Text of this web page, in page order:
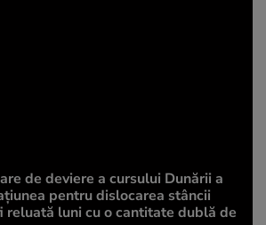
de deviere a cursului Dunării a
pentru dislocarea stâncii
reluată luni cu o cantitate dublă de